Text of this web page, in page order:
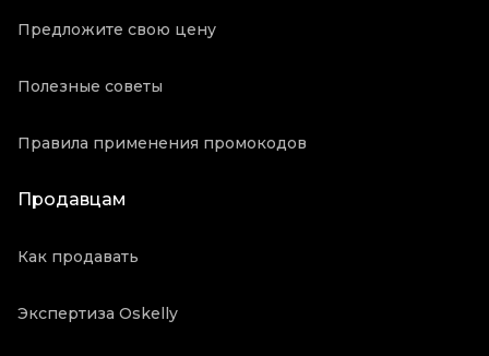
Предложите свою цену
Полезные советы
Правила применения промокодов
Продавцам
Как продавать
Экспертиза Oskelly